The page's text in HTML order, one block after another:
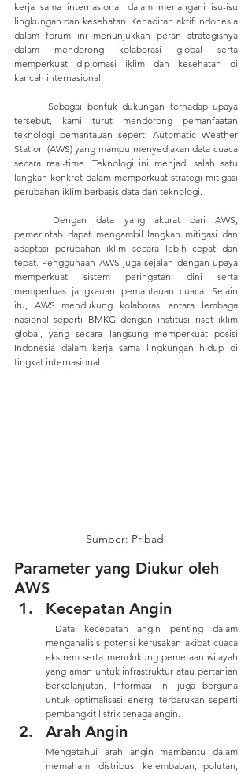
kerja sama internasional dalam menangani isu-isu
lingkungan dan kesehatan. Kehadiran aktif Indonesia
dalam forum ini menunjukkan peran strategisnya
dalam mendorong kolaborasi global serta
memperkuat diplomasi iklim dan kesehatan di
kancah internasional.
	Sebagai bentuk dukungan terhadap upaya
tersebut, kami turut mendorong pemanfaatan
teknologi pemantauan seperti Automatic Weather
Station (AWS) yang mampu menyediakan data cuaca
secara real-time. Teknologi ini menjadi salah satu
langkah konkret dalam memperkuat strategi mitigasi
perubahan iklim berbasis data dan teknologi.
pemerintah dapat mengambil langkah mitigasi dan
adaptasi perubahan iklim secara lebih cepat dan
tepat. Penggunaan AWS juga sejalan dengan upaya
memperkuat sistem peringatan dini serta
memperluas jangkauan pemantauan cuaca. Selain
itu, AWS mendukung kolaborasi antara lembaga
nasional seperti BMKG dengan institusi riset iklim
global, yang secara langsung memperkuat posisi
Indonesia dalam kerja sama lingkungan hidup di
tingkat internasional.
Sumber: Pribadi
Parameter yang Diukur oleh
AWS
Kecepatan Angin
menganalisis potensi kerusakan akibat cuaca
ekstrem serta mendukung pemetaan wilayah
yang aman untuk infrastruktur atau pertanian
berkelanjutan. Informasi ini juga berguna
untuk optimalisasi energi terbarukan seperti
pembangkit listrik tenaga angin.
Arah Angin
Mengetahui arah angin membantu dalam
memahami distribusi kelembaban, polutan,